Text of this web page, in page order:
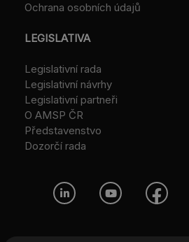
Ochrana osobních údajů
LEGISLATIVA
Legislativní rada
Legislativní návrhy
Legislativní partneři
O AMSP ČR
Představenstvo
Dozorčí rada